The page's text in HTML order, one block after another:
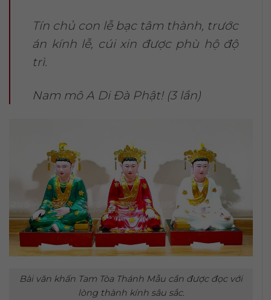
Tín chủ con lễ bạc tâm thành, trước
án kính lễ, cúi xin được phù hộ độ
trì.
Nam mô A Di Đà Phật! (3 lần)
Bài văn khấn Tam Tòa Thánh Mẫu cần được đọc với
lòng thành kính sâu sắc.